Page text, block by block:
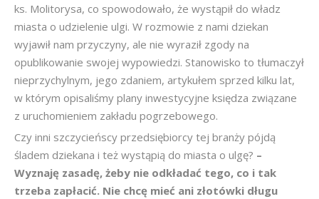
ks. Molitorysa, co spowodowało, że wystąpił do władz
miasta o udzielenie ulgi. W rozmowie z nami dziekan
wyjawił nam przyczyny, ale nie wyraził zgody na
opublikowanie swojej wypowiedzi. Stanowisko to tłumaczył
nieprzychylnym, jego zdaniem, artykułem sprzed kilku lat,
w którym opisaliśmy plany inwestycyjne księdza związane
z uruchomieniem zakładu pogrzebowego.
Czy inni szczycieńscy przedsiębiorcy tej branży pójdą
śladem dziekana i też wystąpią do miasta o ulgę? –
Wyznaję zasadę, żeby nie odkładać tego, co i tak
trzeba zapłacić. Nie chcę mieć ani złotówki długu